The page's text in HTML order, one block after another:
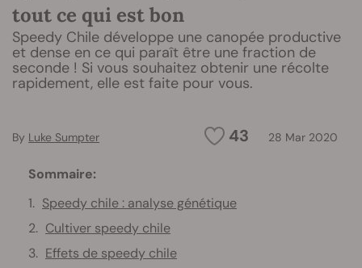
tout ce qui est bon
Speedy Chile développe une canopée productive
et dense en ce qui paraît être une fraction de
seconde ! Si vous souhaitez obtenir une récolte
rapidement, elle est faite pour vous.
43 28 Mar 2020
By Luke Sumpter
Sommaire:
Speedy chile : analyse génétique
Cultiver speedy chile
Effets de speedy chile